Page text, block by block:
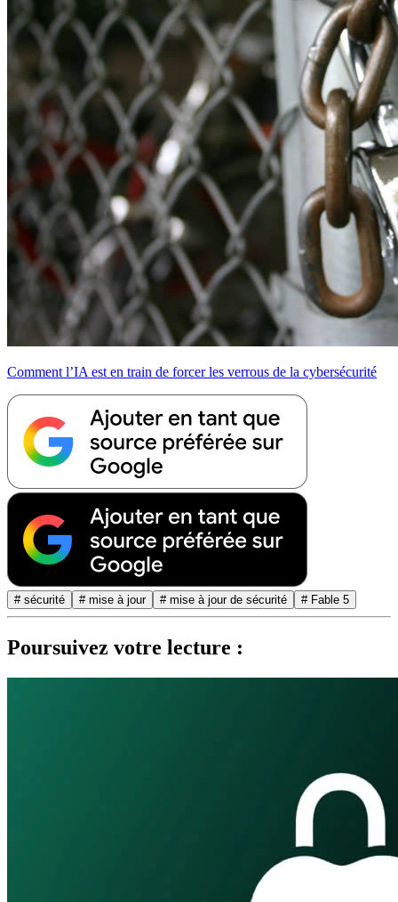
Comment l’IA est en train de forcer les verrous de la cybersécurité
# sécurité # mise à jour # mise à jour de sécurité # Fable 5
Poursuivez votre lecture :